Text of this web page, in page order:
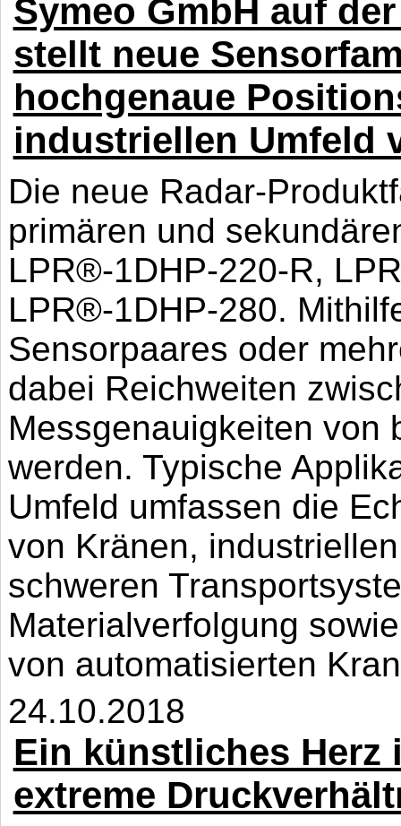
Symeo GmbH auf
stellt neue
hochgenaue
industriellen Umfeld
Die neue Radar-
primären und
LPR®-1DHP-220-R,
LPR®-1DHP-280.
Sensorpaares oder
dabei Reichweiten
Messgenauigkeiten von
werden. Typische
Umfeld umfassen die
von Kränen,
schweren
Materialverfolgung
von automatisierten
24.10.2018
Ein künstliches
extreme